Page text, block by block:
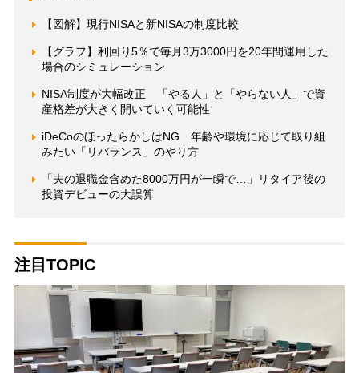
【図解】現行NISAと新NISAの制度比較
【グラフ】利回り5％で毎月3万3000円を20年間運用した
場合のシミュレーション
NISA制度が大幅改正 「やる人」と「やらない人」で資
産格差が大きく開いていく可能性
iDeCoのほったらかしはNG 年齢や環境に応じて取り組
みたい「リバランス」のやり方
「夫の退職金含めた8000万円が一瞬で…」リタイア後の
投資デビューの大誤算
注目TOPIC